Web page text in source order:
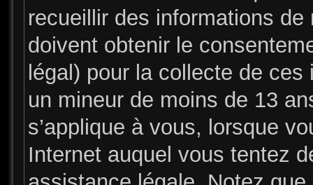
recueillir des informations
doivent obtenir le
légal) pour la collecte de
un mineur de moins de 13
s’applique à vous, lorsque
Internet auquel vous tentez